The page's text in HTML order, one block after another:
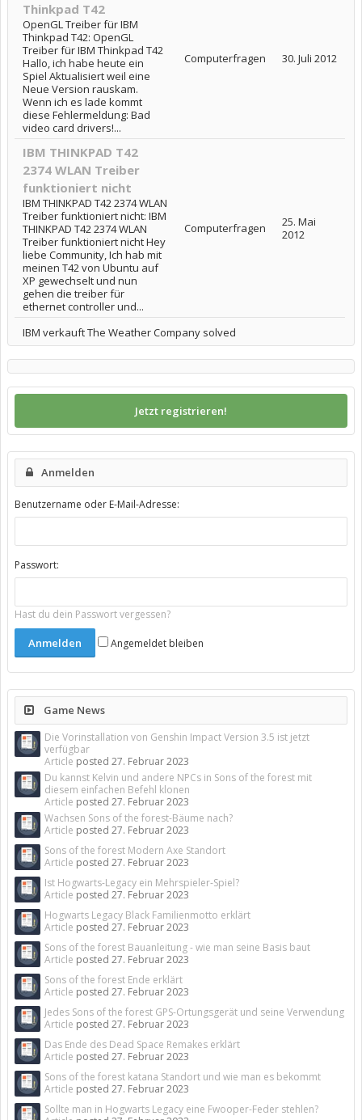
Thinkpad T42
OpenGL Treiber für IBM
Thinkpad T42: OpenGL
Treiber für IBM Thinkpad T42
Hallo, ich habe heute ein
Spiel Aktualisiert weil eine
Neue Version rauskam.
Wenn ich es lade kommt
diese Fehlermeldung: Bad
video card drivers!...
Computerfragen 30. Juli 2012
IBM THINKPAD T42
2374 WLAN Treiber
funktioniert nicht
IBM THINKPAD T42 2374 WLAN
Treiber funktioniert nicht: IBM
THINKPAD T42 2374 WLAN
Treiber funktioniert nicht Hey
liebe Community, Ich hab mit
meinen T42 von Ubuntu auf
XP gewechselt und nun
gehen die treiber für
ethernet controller und...
Computerfragen
25. Mai
2012
IBM verkauft The Weather Company solved
Jetzt registrieren!
Anmelden
Benutzername oder E-Mail-Adresse:
Passwort:
Hast du dein Passwort vergessen?
Angemeldet bleiben
Game News
Die Vorinstallation von Genshin Impact Version 3.5 ist jetzt
verfügbar
Article posted 27. Februar 2023
Du kannst Kelvin und andere NPCs in Sons of the forest mit
diesem einfachen Befehl klonen
Article posted 27. Februar 2023
Wachsen Sons of the forest-Bäume nach?
Article posted 27. Februar 2023
Sons of the forest Modern Axe Standort
Article posted 27. Februar 2023
Ist Hogwarts-Legacy ein Mehrspieler-Spiel?
Article posted 27. Februar 2023
Hogwarts Legacy Black Familienmotto erklärt
Article posted 27. Februar 2023
Sons of the forest Bauanleitung - wie man seine Basis baut
Article posted 27. Februar 2023
Sons of the forest Ende erklärt
Article posted 27. Februar 2023
Jedes Sons of the forest GPS-Ortungsgerät und seine Verwendung
Article posted 27. Februar 2023
Das Ende des Dead Space Remakes erklärt
Article posted 27. Februar 2023
Sons of the forest katana Standort und wie man es bekommt
Article posted 27. Februar 2023
Sollte man in Hogwarts Legacy eine Fwooper-Feder stehlen?